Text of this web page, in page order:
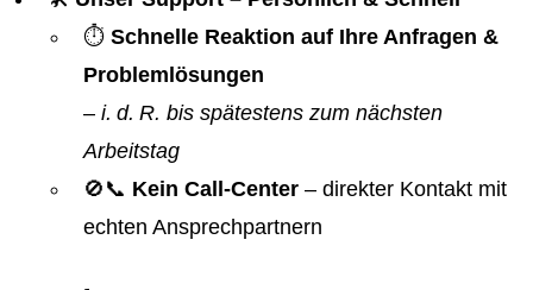
⏱️ Schnelle Reaktion auf Ihre Anfragen &
Problemlösungen
– i. d. R. bis spätestens zum nächsten
Arbeitstag
🚫📞 Kein Call-Center – direkter Kontakt mit
echten Ansprechpartnern